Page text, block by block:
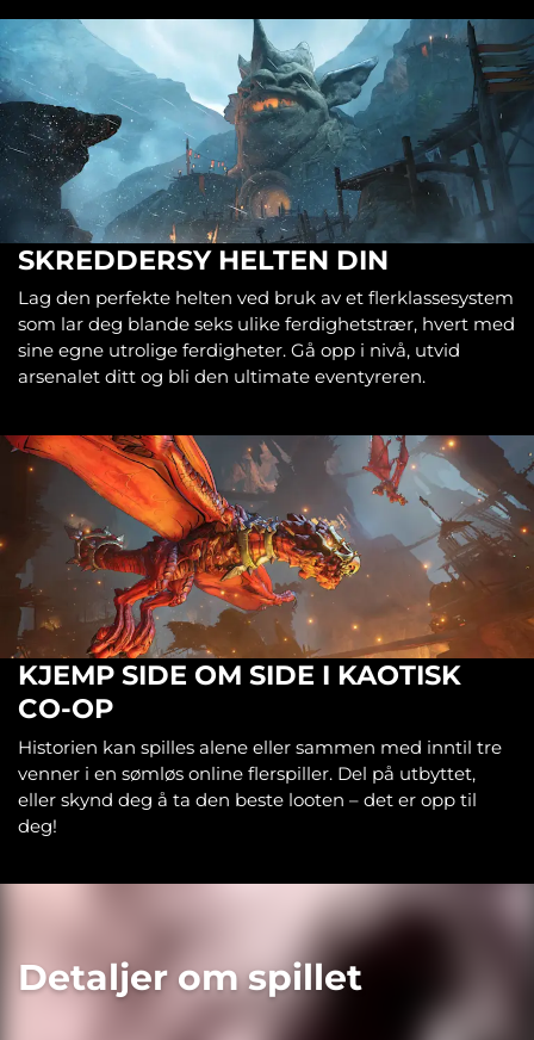
SKREDDERSY HELTEN DIN
Lag den perfekte helten ved bruk av et flerklassesystem
som lar deg blande seks ulike ferdighetstrær, hvert med
sine egne utrolige ferdigheter. Gå opp i nivå, utvid
arsenalet ditt og bli den ultimate eventyreren.
KJEMP SIDE OM SIDE I KAOTISK
CO-OP
Historien kan spilles alene eller sammen med inntil tre
venner i en sømløs online flerspiller. Del på utbyttet,
eller skynd deg å ta den beste looten – det er opp til
deg!
Detaljer om spillet